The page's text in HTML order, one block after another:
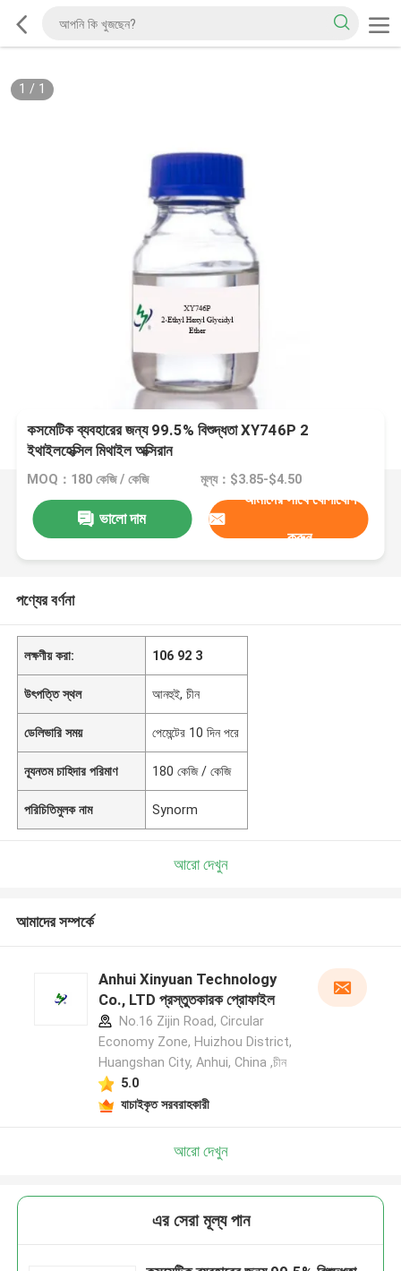
1 / 1
কসমেটিক ব্যবহারের জন্য 99.5% বিশুদ্ধতা XY746P 2
ইথাইলহেক্সিল মিথাইল অক্সিরান
MOQ：180 কেজি / কেজি মূল্য：$3.85-$4.50
ভালো দাম
আমাদের সাথে যোগাযোগ
করুন
পণ্যের বর্ণনা
লক্ষণীয় করা: 106 92 3
উৎপত্তি স্থল আনহুই, চীন
ডেলিভারি সময় পেমেন্টের 10 দিন পরে
ন্যূনতম চাহিদার পরিমাণ 180 কেজি / কেজি
পরিচিতিমুলক নাম Synorm
আরো দেখুন
আমাদের সম্পর্কে
Anhui Xinyuan Technology
Co., LTD প্রস্তুতকারক প্রোফাইল
No.16 Zijin Road, Circular
Economy Zone, Huizhou District,
Huangshan City, Anhui, China ,চীন
5.0
যাচাইকৃত সরবরাহকারী
আরো দেখুন
এর সেরা মূল্য পান